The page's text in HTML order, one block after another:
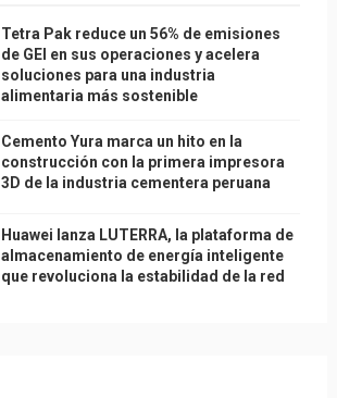
Tetra Pak reduce un 56% de emisiones
de GEI en sus operaciones y acelera
soluciones para una industria
alimentaria más sostenible
Cemento Yura marca un hito en la
construcción con la primera impresora
3D de la industria cementera peruana
Huawei lanza LUTERRA, la plataforma de
almacenamiento de energía inteligente
que revoluciona la estabilidad de la red